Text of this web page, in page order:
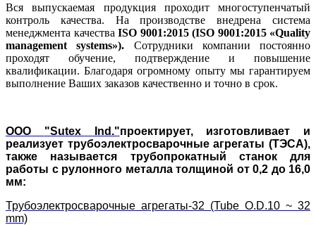
Вся выпускаемая продукция проходит многоступенчатый
контроль качества. На производстве внедрена система
менеджмента качества ISO 9001:2015 (ISO 9001:2015 «Quality
management systems»). Сотрудники компании постоянно
проходят обучение, подтверждение и повышение
квалификации. Благодаря огромному опыту мы гарантируем
выполнение Ваших заказов качественно и точно в срок.
ООО "Sutex Ind."проектирует, изготовливает и
реализует трубоэлектросварочные агрегаты (ТЭСА),
также называется трубопрокатный станок для
работы с рулонного металла толщиной от 0,2 до 16,0
мм:
Трубоэлектросварочные агрегаты-32 (Tube O.D.10 ~ 32
mm)